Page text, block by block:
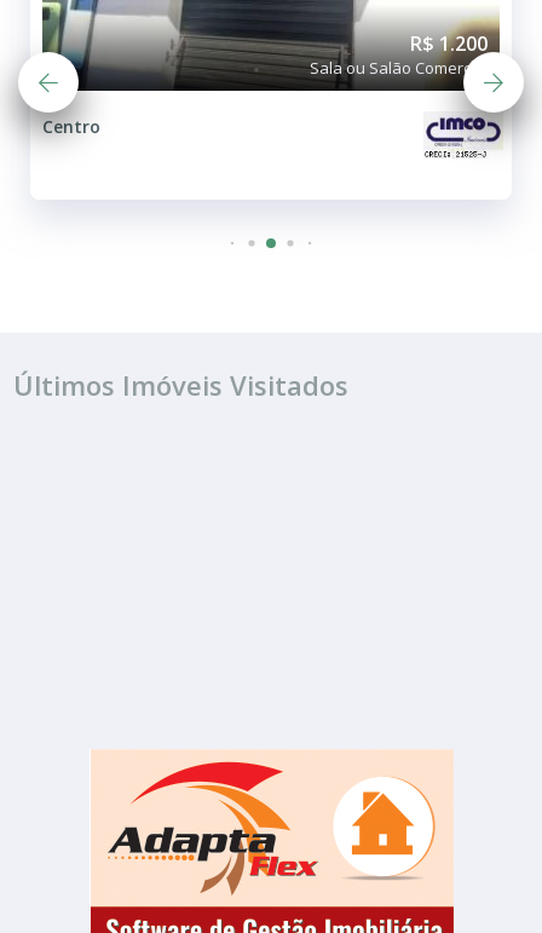
R$ 1.200
Sala ou Salão Comercial
Centro
Últimos Imóveis Visitados